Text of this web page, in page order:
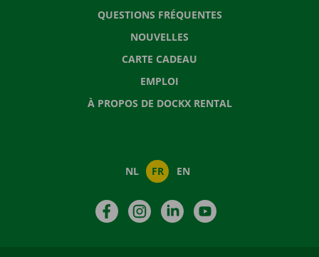
QUESTIONS FRÉQUENTES
NOUVELLES
CARTE CADEAU
EMPLOI
À PROPOS DE DOCKX RENTAL
NL FR EN
FacebookInstagramLinkedIn